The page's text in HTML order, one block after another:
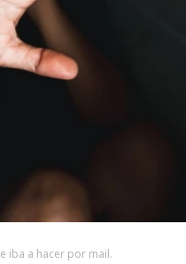
iba a hacer por mail.